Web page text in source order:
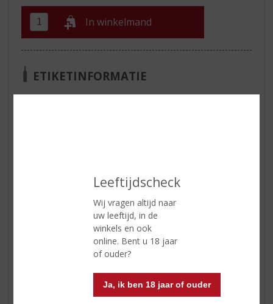
Leeftijdscheck
Wij vragen altijd naar
uw leeftijd, in de
winkels en ook
online. Bent u 18 jaar
of ouder?
Ja, ik ben 18 jaar of ouder
In winkelmand
ETIKETINFORMATIE
Single Malt
Smaaktype Whisky
Medium & Granig
Goud met rode gloed
Citrus schillen en allspice, romige
zwarte peper
Een gekruid begin met tonen van